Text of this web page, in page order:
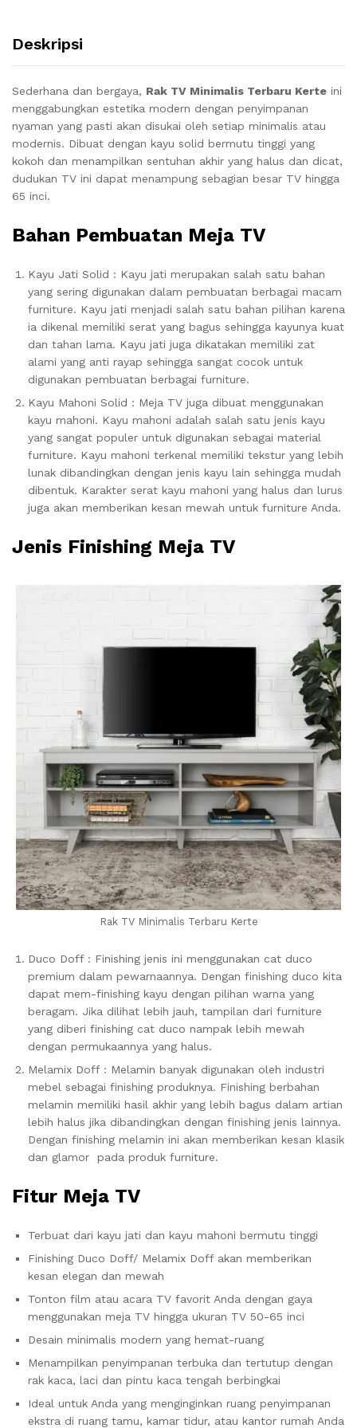
Deskripsi
Sederhana dan bergaya, Rak TV Minimalis Terbaru Kerte ini
menggabungkan estetika modern dengan penyimpanan
nyaman yang pasti akan disukai oleh setiap minimalis atau
modernis. Dibuat dengan kayu solid bermutu tinggi yang
kokoh dan menampilkan sentuhan akhir yang halus dan dicat,
dudukan TV ini dapat menampung sebagian besar TV hingga
65 inci.
Bahan Pembuatan Meja TV
Kayu Jati Solid : Kayu jati merupakan salah satu bahan
yang sering digunakan dalam pembuatan berbagai macam
furniture. Kayu jati menjadi salah satu bahan pilihan karena
ia dikenal memiliki serat yang bagus sehingga kayunya kuat
dan tahan lama. Kayu jati juga dikatakan memiliki zat
alami yang anti rayap sehingga sangat cocok untuk
digunakan pembuatan berbagai furniture.
Kayu Mahoni Solid : Meja TV juga dibuat menggunakan
kayu mahoni. Kayu mahoni adalah salah satu jenis kayu
yang sangat populer untuk digunakan sebagai material
furniture. Kayu mahoni terkenal memiliki tekstur yang lebih
lunak dibandingkan dengan jenis kayu lain sehingga mudah
dibentuk. Karakter serat kayu mahoni yang halus dan lurus
juga akan memberikan kesan mewah untuk furniture Anda.
Jenis Finishing Meja TV
Rak TV Minimalis Terbaru Kerte
Duco Doff : Finishing jenis ini menggunakan cat duco
premium dalam pewarnaannya. Dengan finishing duco kita
dapat mem-finishing kayu dengan pilihan warna yang
beragam. Jika dilihat lebih jauh, tampilan dari furniture
yang diberi finishing cat duco nampak lebih mewah
dengan permukaannya yang halus.
Melamix Doff : Melamin banyak digunakan oleh industri
mebel sebagai finishing produknya. Finishing berbahan
melamin memiliki hasil akhir yang lebih bagus dalam artian
lebih halus jika dibandingkan dengan finishing jenis lainnya.
Dengan finishing melamin ini akan memberikan kesan klasik
dan glamor pada produk furniture.
Fitur Meja TV
Terbuat dari kayu jati dan kayu mahoni bermutu tinggi
Finishing Duco Doff/ Melamix Doff akan memberikan
kesan elegan dan mewah
Tonton film atau acara TV favorit Anda dengan gaya
menggunakan meja TV hingga ukuran TV 50-65 inci
Desain minimalis modern yang hemat-ruang
Menampilkan penyimpanan terbuka dan tertutup dengan
rak kaca, laci dan pintu kaca tengah berbingkai
Ideal untuk Anda yang menginginkan ruang penyimpanan
ekstra di ruang tamu, kamar tidur, atau kantor rumah Anda